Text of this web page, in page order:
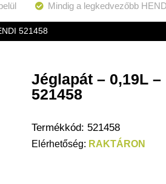
Mindig a legkedvezőbb
521458
Jéglapát – 0,19L –
521458
Termékkód: 521458
RAKTÁRON